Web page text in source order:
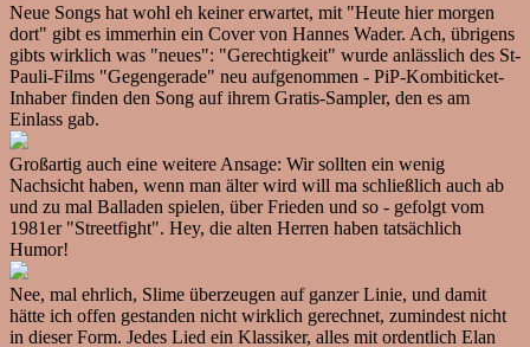
Neue Songs hat wohl eh keiner erwartet, mit "Heute hier morgen
dort" gibt es immerhin ein Cover von Hannes Wader. Ach, übrigens
gibts wirklich was "neues": "Gerechtigkeit" wurde anlässlich des St-
Pauli-Films "Gegengerade" neu aufgenommen - PiP-Kombiticket-
Inhaber finden den Song auf ihrem Gratis-Sampler, den es am
Einlass gab.
Großartig auch eine weitere Ansage: Wir sollten ein wenig
Nachsicht haben, wenn man älter wird will ma schließlich auch ab
und zu mal Balladen spielen, über Frieden und so - gefolgt vom
1981er "Streetfight". Hey, die alten Herren haben tatsächlich
Humor!
Nee, mal ehrlich, Slime überzeugen auf ganzer Linie, und damit
hätte ich offen gestanden nicht wirklich gerechnet, zumindest nicht
in dieser Form. Jedes Lied ein Klassiker, alles mit ordentlich Elan